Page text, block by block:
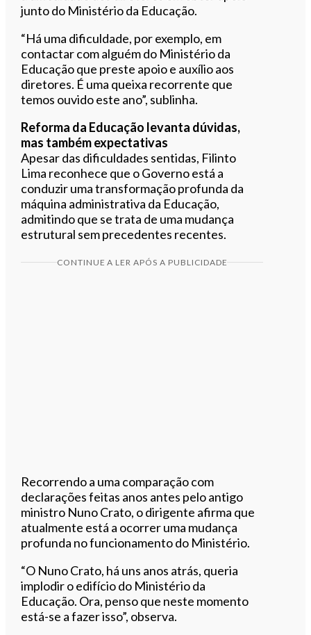
junto do Ministério da Educação.
“Há uma dificuldade, por exemplo, em
contactar com alguém do Ministério da
Educação que preste apoio e auxílio aos
diretores. É uma queixa recorrente que
temos ouvido este ano”, sublinha.
Reforma da Educação levanta dúvidas,
mas também expectativas
Apesar das dificuldades sentidas, Filinto
Lima reconhece que o Governo está a
conduzir uma transformação profunda da
máquina administrativa da Educação,
admitindo que se trata de uma mudança
estrutural sem precedentes recentes.
CONTINUE A LER APÓS A PUBLICIDADE
Recorrendo a uma comparação com
declarações feitas anos antes pelo antigo
ministro Nuno Crato, o dirigente afirma que
atualmente está a ocorrer uma mudança
profunda no funcionamento do Ministério.
“O Nuno Crato, há uns anos atrás, queria
implodir o edifício do Ministério da
Educação. Ora, penso que neste momento
está-se a fazer isso”, observa.